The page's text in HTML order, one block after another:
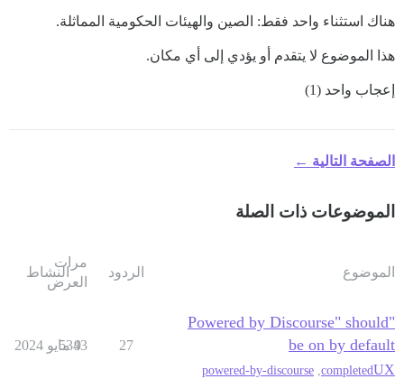
هناك استثناء واحد فقط: الصين والهيئات الحكومية المماثلة.
هذا الموضوع لا يتقدم أو يؤدي إلى أي مكان.
إعجاب واحد (1)
الصفحة التالية ←
الموضوعات ذات الصلة
الموضوع الردود
مرات
العرض
النشاط
"Powered by Discourse" should
be on by default
UX
completed
powered-by-discourse
27
5343
9 مايو 2024